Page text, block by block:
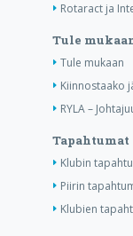
Rotaract ja
Tule
Tule mukaan
Kiinnostaako
RYLA –
Tapahtumat
Klubin
Piirin
Klubien